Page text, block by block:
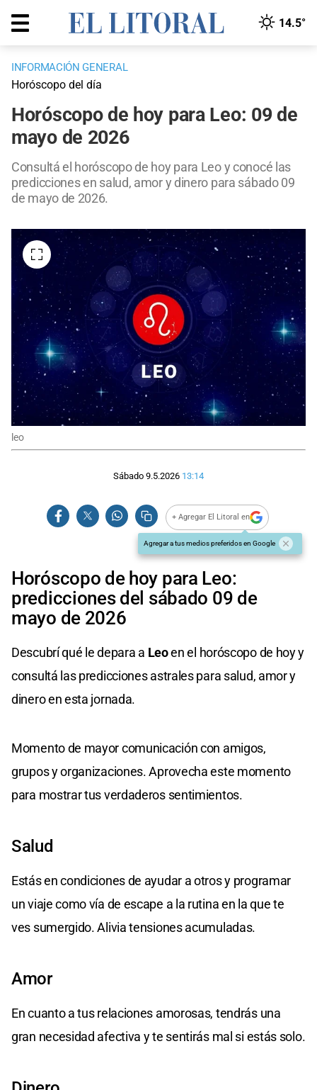
14.5°
INFORMACIÓN GENERAL
Horóscopo del día
Horóscopo de hoy para Leo: 09 de
mayo de 2026
Consultá el horóscopo de hoy para Leo y conocé las
predicciones en salud, amor y dinero para sábado 09
de mayo de 2026.
leo
Sábado 9.5.2026 13:14
+ Agregar El Litoral en
Agregar a tus medios preferidos en Google
Horóscopo de hoy para Leo:
predicciones del sábado 09 de
mayo de 2026
Descubrí qué le depara a Leoen el horóscopo de hoy y
consultá las predicciones astrales para salud, amor y
dinero en esta jornada.
Momento de mayor comunicación con amigos,
grupos y organizaciones. Aprovecha este momento
para mostrar tus verdaderos sentimientos.
Salud
Estás en condiciones de ayudar a otros y programar
un viaje como vía de escape a la rutina en la que te
ves sumergido. Alivia tensiones acumuladas.
Amor
En cuanto a tus relaciones amorosas, tendrás una
gran necesidad afectiva y te sentirás mal si estás solo.